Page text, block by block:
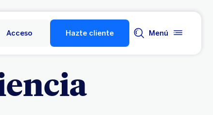
Acceso Hazte cliente Menú